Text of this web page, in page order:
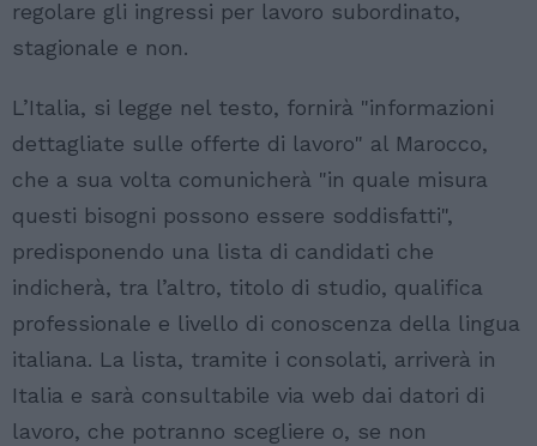
regolare gli ingressi per lavoro subordinato,
stagionale e non.
L’Italia, si legge nel testo, fornirà "informazioni
dettagliate sulle offerte di lavoro" al Marocco,
che a sua volta comunicherà "in quale misura
questi bisogni possono essere soddisfatti",
predisponendo una lista di candidati che
indicherà, tra l’altro, titolo di studio, qualifica
professionale e livello di conoscenza della lingua
italiana. La lista, tramite i consolati, arriverà in
Italia e sarà consultabile via web dai datori di
lavoro, che potranno scegliere o, se non